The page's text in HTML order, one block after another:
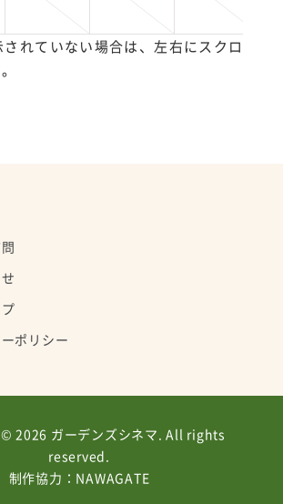
れていない場合は、左右にスクロ
ポリシー
2026 ガーデンズシネマ. All rights
reserved.
制作協力： NAWAGATE